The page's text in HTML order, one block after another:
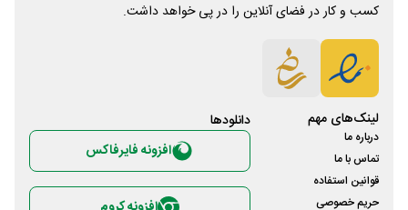
کسب و کار در فضای آنلاین را در پی خواهد داشت.
لینک‌های مهم
درباره ما
تماس با ما
قوانین استفاده
حریم خصوصی
دانلود‌ها
افزونه فایرفاکس